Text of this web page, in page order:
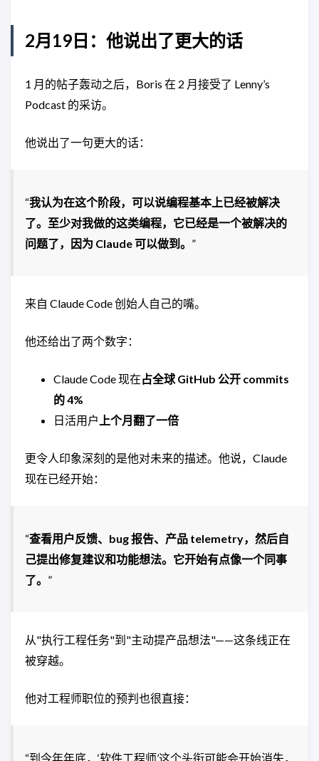
2月19日：他说出了更大的话
1 月的帖子轰动之后，Boris 在 2 月接受了 Lenny’s
Podcast 的采访。
他说出了一句更大的话：
“我认为在这个阶段，可以说编程基本上已经被解决
了。至少对我做的这类编程，它已经是一个被解决的
问题了，因为 Claude 可以做到。 ”
来自 Claude Code 创始人自己的嘴。
他还给出了两个数字：
Claude Code 现在占全球 GitHub 公开 commits
的 4%
日活用户 上个月翻了一倍
更令人印象深刻的是他对未来的描述。他说，Claude
现在已经开始：
“查看用户反馈、bug 报告、产品 telemetry，然后自
己提出修复建议和功能想法。它开始有点像一个同事
了。 ”
从"执行工程任务"到"主动提产品想法"——这条线正在
被穿越。
他对工程师职位的预判也很直接：
“到今年年底，‘软件工程师’这个头衔可能会开始消失，